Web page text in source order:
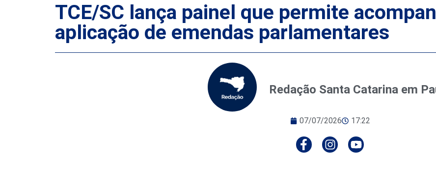
TCE/SC lança painel que permite
aplicação de emendas parlamentares
Redação Santa Catarina em
07/07/2026 17:22